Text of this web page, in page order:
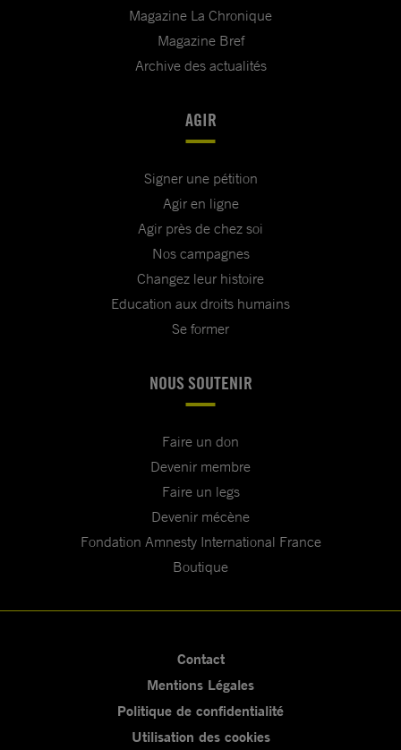
Magazine La Chronique
Magazine Bref
Archive des actualités
AGIR
Signer une pétition
Agir en ligne
Agir près de chez soi
Nos campagnes
Changez leur histoire
Education aux droits humains
Se former
NOUS SOUTENIR
Faire un don
Devenir membre
Faire un legs
Devenir mécène
Fondation Amnesty International France
Boutique
Contact
Mentions Légales
Politique de confidentialité
Utilisation des cookies